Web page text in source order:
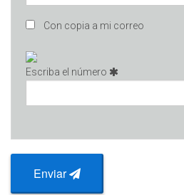
Con copia a mi correo
Escriba el número
Enviar